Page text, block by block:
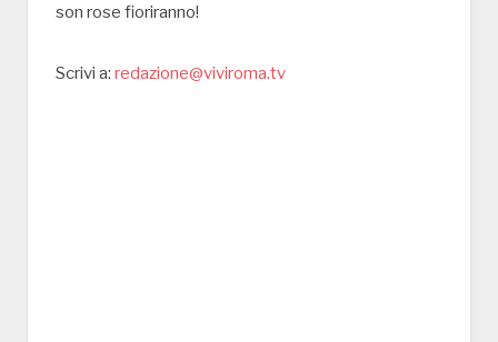
son rose fioriranno!
Scrivi a: redazione@viviroma.tv